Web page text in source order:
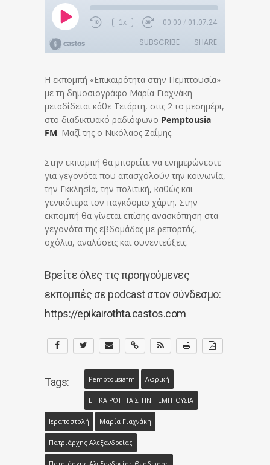
Η εκπομπή «Επικαιρότητα στην Πεμπτουσία»
με τη δημοσιογράφο Μαρία Γιαχνάκη
μεταδίδεται κάθε Τετάρτη, στις 2 το μεσημέρι,
στο διαδικτυακό ραδιόφωνο Pemptousia
FM. Μαζί της ο Νικόλαος Ζαΐμης.
Στην εκπομπή θα μπορείτε να ενημερώνεστε
για γεγονότα που απασχολούν την κοινωνία,
την Εκκλησία, την πολιτική, καθώς και
γενικότερα τον παγκόσμιο χάρτη. Στην
εκπομπή θα γίνεται επίσης ανασκόπηση στα
γεγονότα της εβδομάδας με ρεπορτάζ,
σχόλια, αναλύσεις και συνεντεύξεις.
Βρείτε όλες τις προηγούμενες
εκπομπές σε podcast στον σύνδεσμο:
https://epikairothta.castos.com
Tags: Pemptousiafm Αφρική
ΕΠΙΚΑΙΡΟΤΗΤΑ ΣΤΗΝ ΠΕΜΠΤΟΥΣΙΑ
Ιεραποστολή Μαρία Γιαχνάκη
Πατριάρχης Αλεξανδρείας